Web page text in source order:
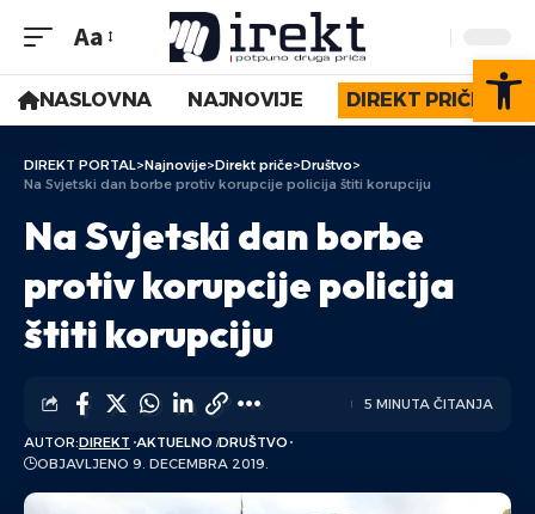
Aa
NASLOVNA NAJNOVIJE DIREKT PRIČE
DIREKT PORTAL>Najnovije>Direkt priče>Društvo>
Na Svjetski dan borbe protiv korupcije policija štiti korupciju
Na Svjetski dan borbe
protiv korupcije policija
štiti korupciju
AUTOR:DIREKT AKTUELNO DRUŠTVO
OBJAVLJENO 9. DECEMBRA 2019.
5 MINUTA ČITANJA